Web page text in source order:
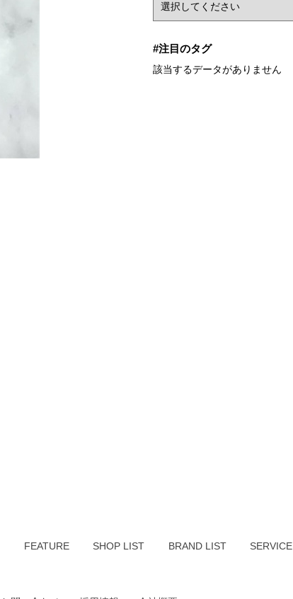
#注目のタグ
該当するデータがありません
FEATURE SHOP LIST BRAND LIST SERVICE